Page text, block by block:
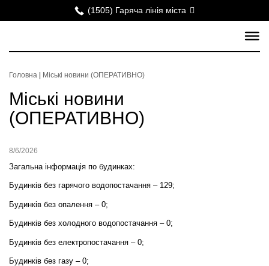
(1505) Гаряча лінія міста
Головна Міські новини (ОПЕРАТИВНО)
Міські новини
(ОПЕРАТИВНО)
8/6/2026
Загальна інформація по будинках:
Будинків без гарячого водопостачання – 129;
Будинків без опалення – 0;
Будинків без холодного водопостачання – 0;
Будинків без електропостачання – 0;
Будинків без газу – 0;